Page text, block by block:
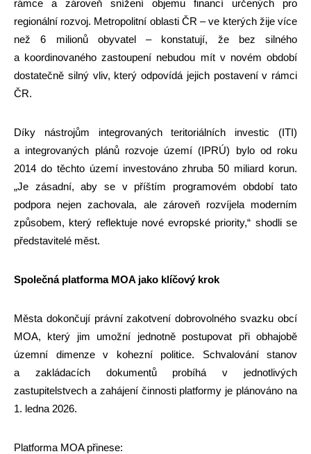
rámce a zároveň snížení objemu financí určených pro
regionální rozvoj. Metropolitní oblasti ČR – ve kterých žije více
než 6 milionů obyvatel – konstatují, že bez silného
a koordinovaného zastoupení nebudou mít v novém období
dostatečně silný vliv, který odpovídá jejich postavení v rámci
ČR.
Díky nástrojům integrovaných teritoriálních investic (ITI)
a integrovaných plánů rozvoje území (IPRÚ) bylo od roku
2014 do těchto území investováno zhruba 50 miliard korun.
„Je zásadní, aby se v příštím programovém období tato
podpora nejen zachovala, ale zároveň rozvíjela moderním
způsobem, který reflektuje nové evropské priority,“ shodli se
představitelé měst.
Společná platforma MOA jako klíčový krok
Města dokončují právní zakotvení dobrovolného svazku obcí
MOA, který jim umožní jednotně postupovat při obhajobě
územní dimenze v kohezní politice. Schvalování stanov
a zakládacích dokumentů probíhá v jednotlivých
zastupitelstvech a zahájení činnosti platformy je plánováno na
1. ledna 2026.
Platforma MOA přinese: